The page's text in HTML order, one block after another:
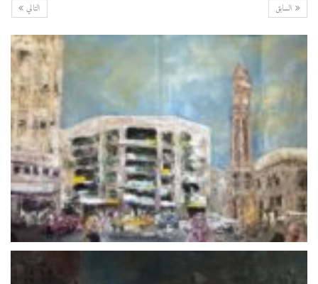
التالي السابق